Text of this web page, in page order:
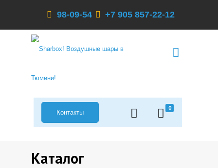
98-09-54 +7 905 857-22-12
0
Контакты
Каталог